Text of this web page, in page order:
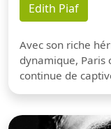
Edith Piaf
Avec son riche
dynamique, Paris
continue de